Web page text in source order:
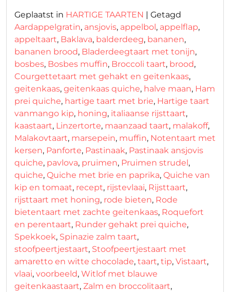
Geplaatst in HARTIGE TAARTEN | Getagd
Aardappelgratin, ansjovis, appelbol , appelflap,
appeltaart, Baklava, balderdeeg, bananen,
bananen brood, Bladerdeegtaart met tonijn,
bosbes, Bosbes muffin, Broccoli taart, brood,
Courgettetaart met gehakt en geitenkaas,
geitenkaas, geitenkaas quiche, halve maan, Ham
prei quiche, hartige taart met brie, Hartige taart
vanmango kip, honing, italiaanse rijsttaart,
kaastaart, Linzertorte, maanzaad taart, malakoff,
Malakovtaart, marsepein, muffin, Notentaart met
kersen, Panforte, Pastinaak, Pastinaak ansjovis
quiche, pavlova, pruimen, Pruimen strudel ,
quiche, Quiche met brie en paprika, Quiche van
kip en tomaat, recept, rijstevlaai, Rijsttaart,
rijsttaart met honing, rode bieten, Rode
bietentaart met zachte geitenkaas, Roquefort
en perentaart, Runder gehakt prei quiche,
Spekkoek, Spinazie zalm taart,
stoofpeertjestaart, Stoofpeertjestaart met
amaretto en witte chocolade, taart, tip, Vistaart,
vlaai, voorbeeld, Witlof met blauwe
geitenkaastaart, Zalm en broccolitaart,